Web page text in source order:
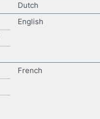
Dutch
English
French